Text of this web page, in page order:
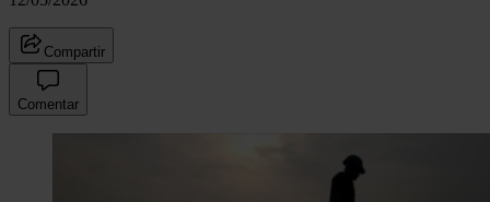
Compartir
Comentar